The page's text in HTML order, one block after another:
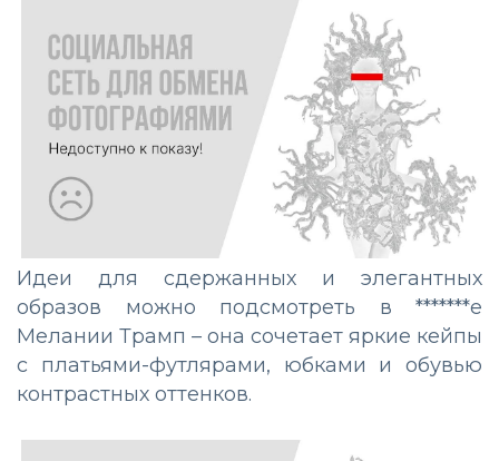
Идеи для сдержанных и элегантных
образов можно подсмотреть в *******е
Мелании Трамп – она сочетает яркие кейпы
с платьями-футлярами, юбками и обувью
контрастных оттенков.